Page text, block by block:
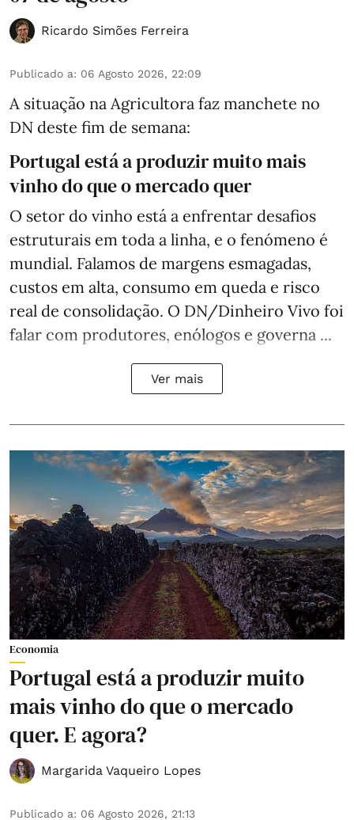
Ricardo Simões Ferreira
Publicado a: 06 Agosto 2026, 22:09
A situação na Agricultora faz manchete no
DN deste fim de semana:
Portugal está a produzir muito mais
vinho do que o mercado quer
O setor do vinho está a enfrentar desafios
estruturais em toda a linha, e o fenómeno é
mundial. Falamos de margens esmagadas,
custos em alta, consumo em queda e risco
real de consolidação. O DN/Dinheiro Vivo foi
falar com produtores, enólogos e governa ...
Ver mais
Economia
Portugal está a produzir muito
mais vinho do que o mercado
quer. E agora?
Margarida Vaqueiro Lopes
Publicado a: 06 Agosto 2026, 21:13